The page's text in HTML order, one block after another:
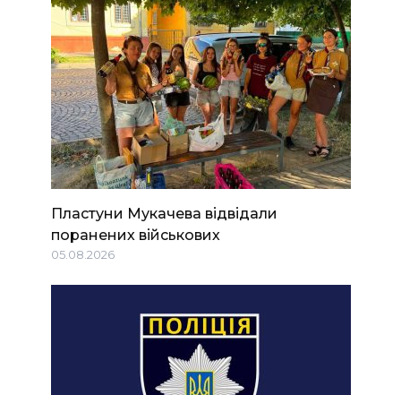
Пластуни Мукачева відвідали
поранених військових
05.08.2026